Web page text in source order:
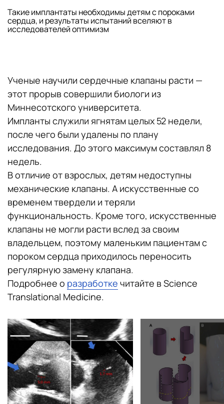
Такие имплантаты необходимы детям с пороками
сердца, и результаты испытаний вселяют в
исследователей оптимизм
Ученые научили сердечные клапаны расти —
этот прорыв совершили биологи из
Миннесотского университета.
Импланты служили ягнятам целых 52 недели,
после чего были удалены по плану
исследования. До этого максимум составлял 8
недель.
В отличие от взрослых, детям недоступны
механические клапаны. А искусственные со
временем твердели и теряли
функциональность. Кроме того, искусственные
клапаны не могли расти вслед за своим
владельцем, поэтому маленьким пациентам с
пороком сердца приходилось переносить
регулярную замену клапана.
Подробнее о разработке читайте в Science
Translational Medicine.